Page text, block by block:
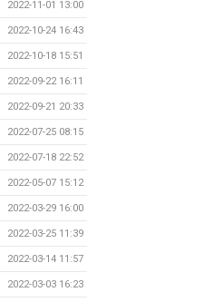
2022-11-01 13:00
2022-10-24 16:43
2022-10-18 15:51
2022-09-22 16:11
2022-09-21 20:33
2022-07-25 08:15
2022-07-18 22:52
2022-05-07 15:12
2022-03-29 16:00
2022-03-25 11:39
2022-03-14 11:57
2022-03-03 16:23